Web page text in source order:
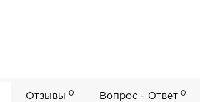
Отзывы0 Вопрос - Ответ0